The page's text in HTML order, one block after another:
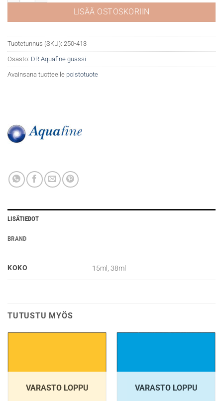
LISÄÄ OSTOSKORIIN
Tuotetunnus (SKU): 250-413
Osasto: DR Aquafine guassi
Avainsana tuotteelle poistotuote
LISÄTIEDOT
BRAND
KOKO 15ml, 38ml
TUTUSTU MYÖS
VARASTO LOPPU VARASTO LOPPU